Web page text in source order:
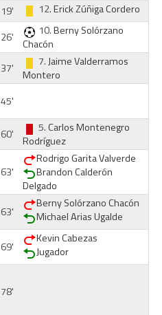
19' 12.Erick Zúñiga Cordero
26'
10.Berny Solórzano
Chacón
37'
7.Jaime Valderramos
Montero
45'
60' 5.Carlos Montenegro
Rodríguez
63'
Rodrigo Garita Valverde
Brandon Calderón
Delgado
63'
Berny Solórzano Chacón
Michael Arias Ugalde
69'
Kevin Cabezas
Jugador
78'